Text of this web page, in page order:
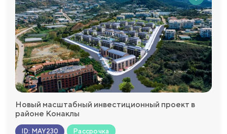
Новый масштабный инвестиционный проект в
районе Конаклы
ID: MAY230 Рассрочка